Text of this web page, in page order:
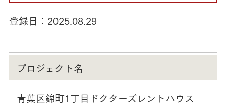
登録日： 2025.08.29
プロジェクト名
青葉区錦町1丁目ドクターズレントハウス